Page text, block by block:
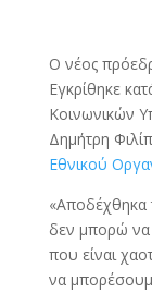
Ο νέος
Εγκρίθηκε
Κοινωνικών
Δημήτρη
Εθνικού
«Αποδέχθηκα
δεν μπορώ να
που είναι
να